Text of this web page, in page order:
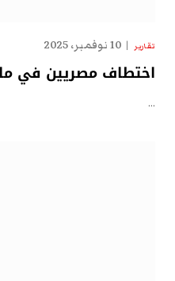
تقارير 10 نوفمبر، 2025
اختطاف مصريين في
…